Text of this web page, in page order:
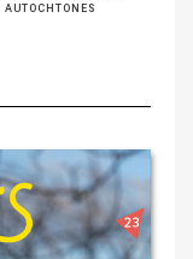
AUTOCHTONES